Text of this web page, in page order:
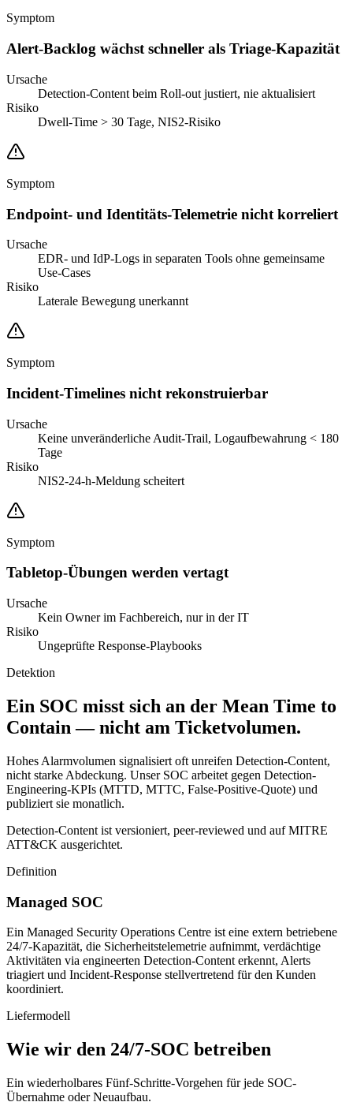
Symptom
Alert-Backlog wächst schneller als Triage-Kapazität
Ursache
Detection-Content beim Roll-out justiert, nie aktualisiert
Risiko
Dwell-Time > 30 Tage, NIS2-Risiko
Symptom
Endpoint- und Identitäts-Telemetrie nicht korreliert
Ursache
EDR- und IdP-Logs in separaten Tools ohne gemeinsame
Use-Cases
Risiko
Laterale Bewegung unerkannt
Symptom
Incident-Timelines nicht rekonstruierbar
Ursache
Keine unveränderliche Audit-Trail, Logaufbewahrung < 180
Tage
Risiko
NIS2-24-h-Meldung scheitert
Symptom
Tabletop-Übungen werden vertagt
Ursache
Kein Owner im Fachbereich, nur in der IT
Risiko
Ungeprüfte Response-Playbooks
Detektion
Ein SOC misst sich an der Mean Time to
Contain — nicht am Ticketvolumen.
Hohes Alarmvolumen signalisiert oft unreifen Detection-Content,
nicht starke Abdeckung. Unser SOC arbeitet gegen Detection-
Engineering-KPIs (MTTD, MTTC, False-Positive-Quote) und
publiziert sie monatlich.
Detection-Content ist versioniert, peer-reviewed und auf MITRE
ATT&CK ausgerichtet.
Definition
Managed SOC
Ein Managed Security Operations Centre ist eine extern betriebene
24/7-Kapazität, die Sicherheitstelemetrie aufnimmt, verdächtige
Aktivitäten via engineerten Detection-Content erkennt, Alerts
triagiert und Incident-Response stellvertretend für den Kunden
koordiniert.
Liefermodell
Wie wir den 24/7-SOC betreiben
Ein wiederholbares Fünf-Schritte-Vorgehen für jede SOC-
Übernahme oder Neuaufbau.